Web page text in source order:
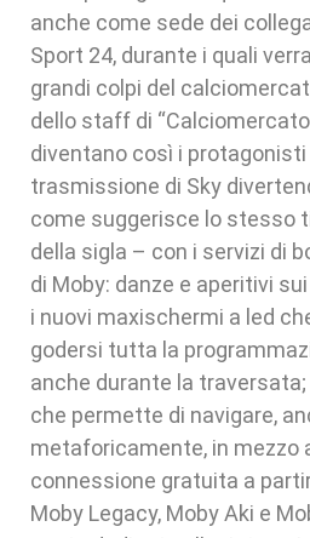
anche come sede dei
Sport 24, durante i quali
grandi colpi del
dello staff di “Calciomercato-
diventano così i protagonisti
trasmissione di Sky
come suggerisce lo stesso
della sigla – con i servizi di
di Moby: danze e aperitivi
i nuovi maxischermi a led
godersi tutta la
anche durante la
che permette di navigare,
metaforicamente, in mezzo
connessione gratuita a
Moby Legacy, Moby Aki e